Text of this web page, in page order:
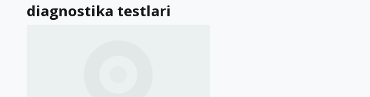
diagnostika testlari